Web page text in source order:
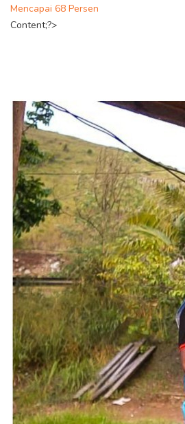
Mencapai 68 Persen
Content;?>